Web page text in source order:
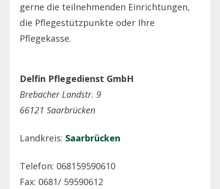
gerne die teilnehmenden Einrichtungen,
die Pflegestützpunkte oder Ihre
Pflegekasse.
Delfin Pflegedienst GmbH
Brebacher Landstr. 9
66121 Saarbrücken
Landkreis: Saarbrücken
Telefon: 068159590610
Fax: 0681/ 59590612